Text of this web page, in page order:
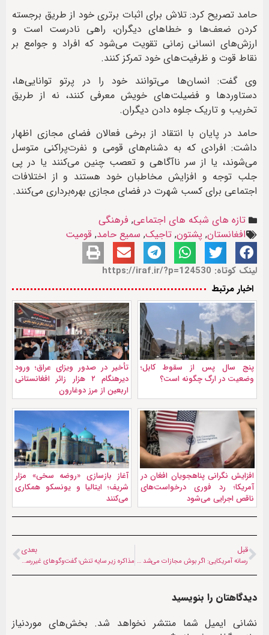
حامد تصریح کرد: تلاش برای اثبات برتری خود از طریق برجسته
کردن ضعف‌ها و خطاهای دیگران، راهی نادرست است و
ارزش‌های انسانی زمانی تقویت می‌شود که افراد و جوامع بر
نقاط قوت و ظرفیت‌های خود تمرکز کنند.
وی گفت: انسان‌ها می‌توانند خود را در پرتو توانایی‌ها،
دستاوردها و فضیلت‌های خویش معرفی کنند، نه از طریق
تخریب و تاریک جلوه دادن دیگران.
حامد در پایان با انتقاد از برخی فعالان فضای مجازی اظهار
داشت: افرادی که به دشنام‌های قومی و نفرت‌پراکنی متوسل
می‌شوند، یا از سر ناآگاهی و تعصب چنین می‌کنند یا در پی
جلب توجه و افزایش مخاطبان خود هستند و از اختلافات
اجتماعی برای کسب شهرت در فضای مجازی بهره‌برداری می‌کنند.
تازه های شبکه های اجتماعی, فرهنگی
افغانستان, پشتون, تاجیک, سمیع حامد, قومیت
لینک کوتاه: https://iraf.ir/?p=124530
اخبار مرتبط
پنج سال پس از سقوط کابل؛
وضعیت در ارگ چگونه است؟
تأخیر در صدور ویزای عراق؛ ورود
دیرهنگام ۲ هزار زائر افغانستانی
اربعین از مرز دوغارون
افزایش نگرانی پناهجویان افغان در
آمریکا؛ رد فوری درخواست‌های
ناقص اجرایی می‌شود
آغاز بازسازی «روضه سخی» مزار
شریف؛ ایتالیا و یونسکو همکاری
می‌کنند
قبل
رسانه آمریکایی: اگر بوش مجازات می‌شد میناب رخ نمی‌داد
بعدی
مذاکره زیر سایه تنش؛ گفت‌وگوهای غیررسمی طالبان و پاکستان از سر گرفته می‌شود
دیدگاهتان را بنویسید
نشانی ایمیل شما منتشر نخواهد شد. بخش‌های موردنیاز